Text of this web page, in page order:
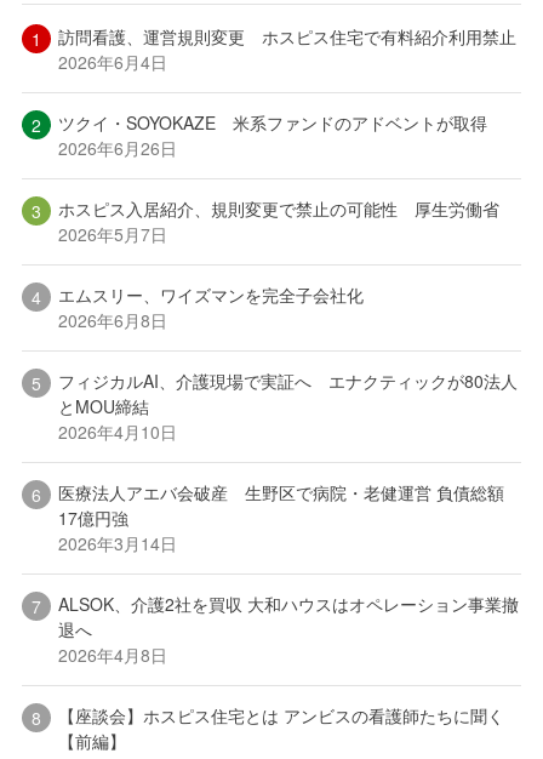
訪問看護、運営規則変更 ホスピス住宅で有料紹介利用禁止
2026年6月4日
ツクイ・SOYOKAZE 米系ファンドのアドベントが取得
2026年6月26日
ホスピス入居紹介、規則変更で禁止の可能性 厚生労働省
2026年5月7日
エムスリー、ワイズマンを完全子会社化
2026年6月8日
フィジカルAI、介護現場で実証へ エナクティックが80法人
とMOU締結
2026年4月10日
医療法人アエバ会破産 生野区で病院・老健運営 負債総額
17億円強
2026年3月14日
ALSOK、介護2社を買収 大和ハウスはオペレーション事業撤
退へ
2026年4月8日
【座談会】ホスピス住宅とは アンビスの看護師たちに聞く
【前編】